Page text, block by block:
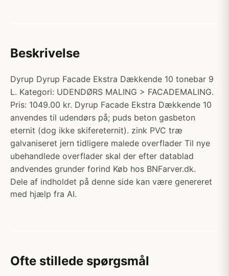
Beskrivelse
Dyrup Dyrup Facade Ekstra Dækkende 10 tonebar 9
L. Kategori: UDENDØRS MALING > FACADEMALING.
Pris: 1049.00 kr. Dyrup Facade Ekstra Dækkende 10
anvendes til udendørs på; puds beton gasbeton
eternit (dog ikke skifereternit). zink PVC træ
galvaniseret jern tidligere malede overflader Til nye
ubehandlede overflader skal der efter datablad
andvendes grunder forind Køb hos BNFarver.dk.
Dele af indholdet på denne side kan være genereret
med hjælp fra AI.
Ofte stillede spørgsmål